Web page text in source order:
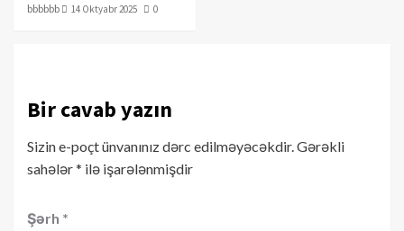
bbbbbb
14 Oktyabr 2025 0
Bir cavab yazın
Sizin e-poçt ünvanınız dərc edilməyəcəkdir.Gərəkli
sahələr* ilə işarələnmişdir
Şərh *